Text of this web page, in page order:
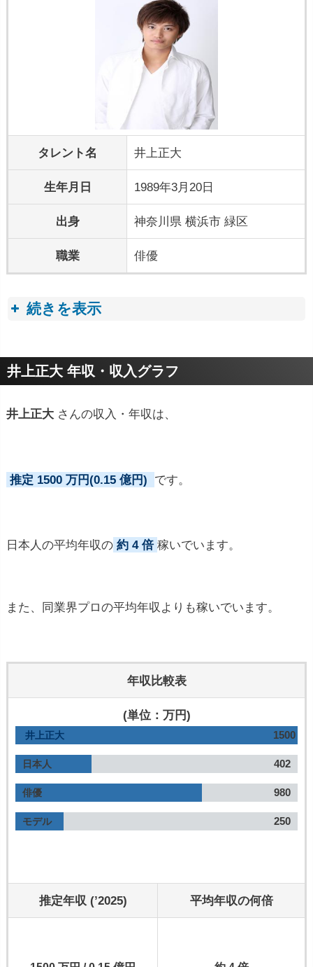
タレント名 井上正大
生年月日 1989年3月20日
出身 神奈川県 横浜市 緑区
職業 俳優
続きを表示
プロフィールトピック
井上正大 年収・収入グラフ
井上正大 さんの収入・年収は、
推定 1500 万円(0.15 億円) です。
日本人の平均年収の 約 4 倍 稼いでいます。
また、同業界プロの平均年収よりも稼いでいます。
年収比較表
(単位：万円)
井上正大 1500
日本人 402
俳優 980
モデル 250
推定年収 (’2025) 平均年収の何倍